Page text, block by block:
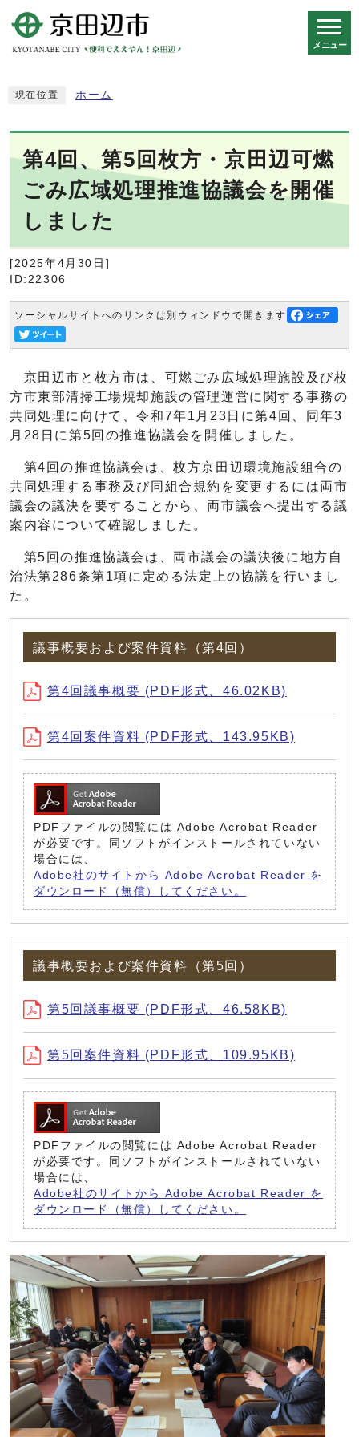
メニュー
現在位置 ホーム
第4回、第5回枚方・京田辺可燃
ごみ広域処理推進協議会を開催
しました
[2025年4月30日]
ID:22306
ソーシャルサイトへのリンクは別ウィンドウで開きます
京田辺市と枚方市は、可燃ごみ広域処理施設及び枚
方市東部清掃工場焼却施設の管理運営に関する事務の
共同処理に向けて、令和7年1月23日に第4回、同年3
月28日に第5回の推進協議会を開催しました。
第4回の推進協議会は、枚方京田辺環境施設組合の
共同処理する事務及び同組合規約を変更するには両市
議会の議決を要することから、両市議会へ提出する議
案内容について確認しました。
第5回の推進協議会は、両市議会の議決後に地方自
治法第286条第1項に定める法定上の協議を行いまし
た。
議事概要および案件資料（第4回）
第4回議事概要 (PDF形式、46.02KB)
第4回案件資料 (PDF形式、143.95KB)
PDFファイルの閲覧には Adobe Acrobat Reader
が必要です。同ソフトがインストールされていない
場合には、
Adobe社のサイトから Adobe Acrobat Reader を
ダウンロード（無償）してください。
議事概要および案件資料（第5回）
第5回議事概要 (PDF形式、46.58KB)
第5回案件資料 (PDF形式、109.95KB)
PDFファイルの閲覧には Adobe Acrobat Reader
が必要です。同ソフトがインストールされていない
場合には、
Adobe社のサイトから Adobe Acrobat Reader を
ダウンロード（無償）してください。